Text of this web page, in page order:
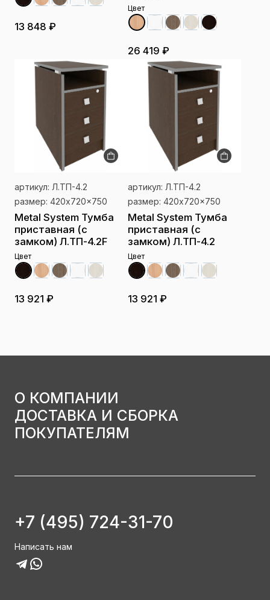
13 848 ₽
Цвет
26 419 ₽
артикул: Л.ТП-4.2
размер: 420x720x750
Metal System Тумба
приставная (с
замком) Л.ТП-4.2F
Цвет
13 921 ₽
артикул: Л.ТП-4.2
размер: 420x720x750
Metal System Тумба
приставная (с
замком) Л.ТП-4.2
Цвет
13 921 ₽
О КОМПАНИИ
ДОСТАВКА И СБОРКА
ПОКУПАТЕЛЯМ
+7 (495) 724-31-70
Написать нам